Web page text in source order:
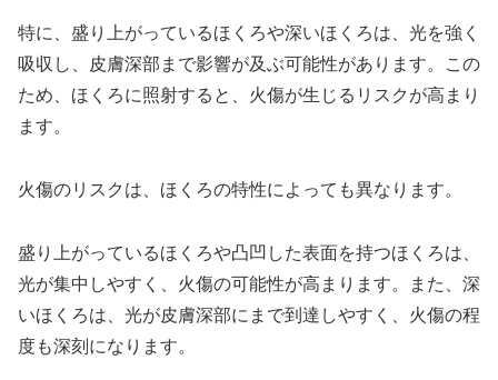
特に、盛り上がっているほくろや深いほくろは、光を強く
吸収し、皮膚深部まで影響が及ぶ可能性があります。この
ため、ほくろに照射すると、火傷が生じるリスクが高まり
ます。
火傷のリスクは、ほくろの特性によっても異なります。
盛り上がっているほくろや凸凹した表面を持つほくろは、
光が集中しやすく、火傷の可能性が高まります。また、深
いほくろは、光が皮膚深部にまで到達しやすく、火傷の程
度も深刻になります。